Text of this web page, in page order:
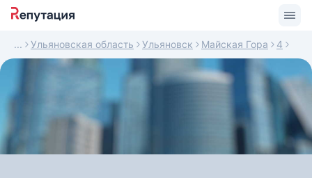
Ульяновская область Ульяновск Майская Гора 4